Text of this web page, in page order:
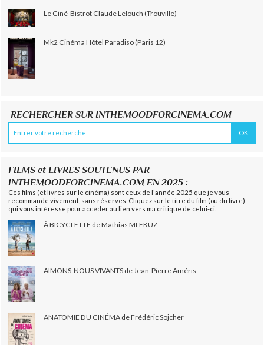
Le Ciné-Bistrot Claude Lelouch (Trouville)
Mk2 Cinéma Hôtel Paradiso (Paris 12)
RECHERCHER SUR INTHEMOODFORCINEMA.COM
FILMS et LIVRES SOUTENUS PAR
INTHEMOODFORCINEMA.COM EN 2025 :
Ces films (et livres sur le cinéma) sont ceux de l'année 2025 que je vous
recommande vivement, sans réserves. Cliquez sur le titre du film (ou du livre)
qui vous intéresse pour accéder au lien vers ma critique de celui-ci.
À BICYCLETTE de Mathias MLEKUZ
AIMONS-NOUS VIVANTS de Jean-Pierre Améris
ANATOMIE DU CINÉMA de Frédéric Sojcher